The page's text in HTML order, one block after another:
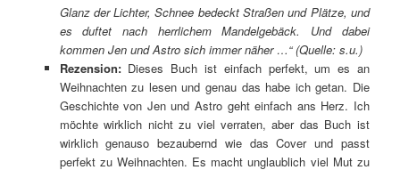
Glanz der Lichter, Schnee bedeckt Straßen und Plätze, und
es duftet nach herrlichem Mandelgebäck. Und dabei
kommen Jen und Astro sich immer näher …“ (Quelle: s.u.)
Rezension: Dieses Buch ist einfach perfekt, um es an
Weihnachten zu lesen und genau das habe ich getan. Die
Geschichte von Jen und Astro geht einfach ans Herz. Ich
möchte wirklich nicht zu viel verraten, aber das Buch ist
wirklich genauso bezaubernd wie das Cover und passt
perfekt zu Weihnachten. Es macht unglaublich viel Mut zu